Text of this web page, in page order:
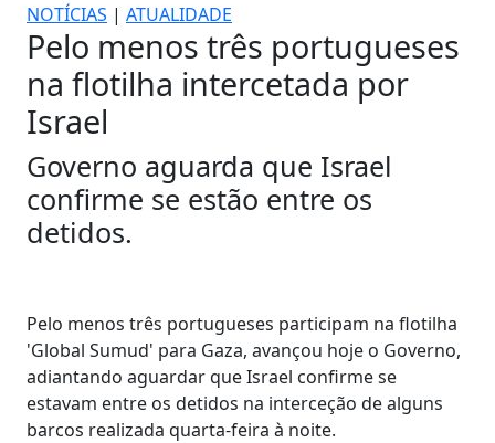
NOTÍCIAS | ATUALIDADE
Pelo menos três portugueses
na flotilha intercetada por
Israel
Governo aguarda que Israel
confirme se estão entre os
detidos.
Pelo menos três portugueses participam na flotilha
'Global Sumud' para Gaza, avançou hoje o Governo,
adiantando aguardar que Israel confirme se
estavam entre os detidos na interceção de alguns
barcos realizada quarta-feira à noite.